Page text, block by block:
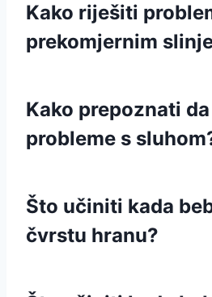
Kako riješiti
prekomjernim
Kako prepoznati
probleme s
Što učiniti kada
čvrstu hranu?